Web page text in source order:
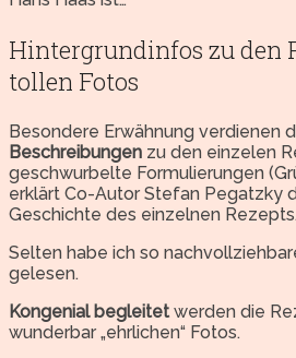
Hintergrundinfos zu den
tollen Fotos
Besondere Erwähnung verdienen
Beschreibungen zu den einzelen
geschwurbelte Formulierungen
erklärt Co-Autor Stefan Pegatzky
Geschichte des einzelnen Rezepts.
Selten habe ich so
gelesen.
Kongenial begleitet werden die
wunderbar „ehrlichen“ Fotos.